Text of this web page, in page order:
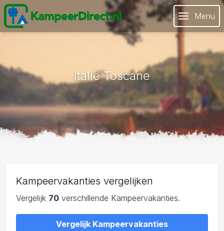
Menu
Italië Toscane
Kampeervakanties vergelijken
Vergelijk 70 verschillende Kampeervakanties.
Vergelijk Kampeervakanties